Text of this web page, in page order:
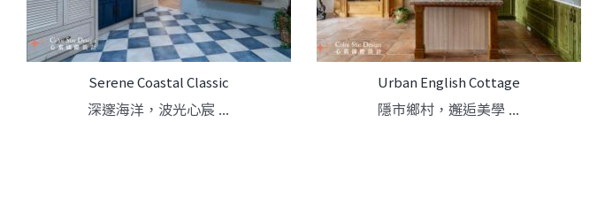
Serene Coastal Classic
深邃海洋，波光心宸 ...
Urban English Cottage
隱市鄉村，邂逅美學 ...